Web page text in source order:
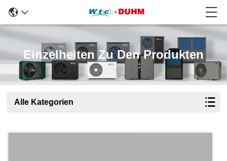
Einzelheiten Zu Den Produkten
Alle Kategorien